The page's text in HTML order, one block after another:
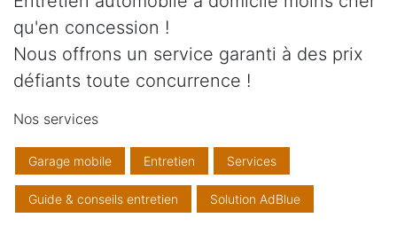
qu'en concession !
Nous offrons un service garanti à des prix
défiants toute concurrence !
Nos services
Garage mobile Entretien Services
Guide & conseils entretien Solution AdBlue